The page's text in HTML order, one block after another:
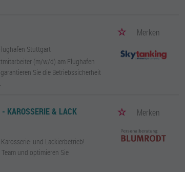
Merken
Stuttgart
(m/w/d) am Flughafen
Sie die Betriebssicherheit
KAROSSERIE & LACK Merken
und Lackierbetrieb!
und optimieren Sie